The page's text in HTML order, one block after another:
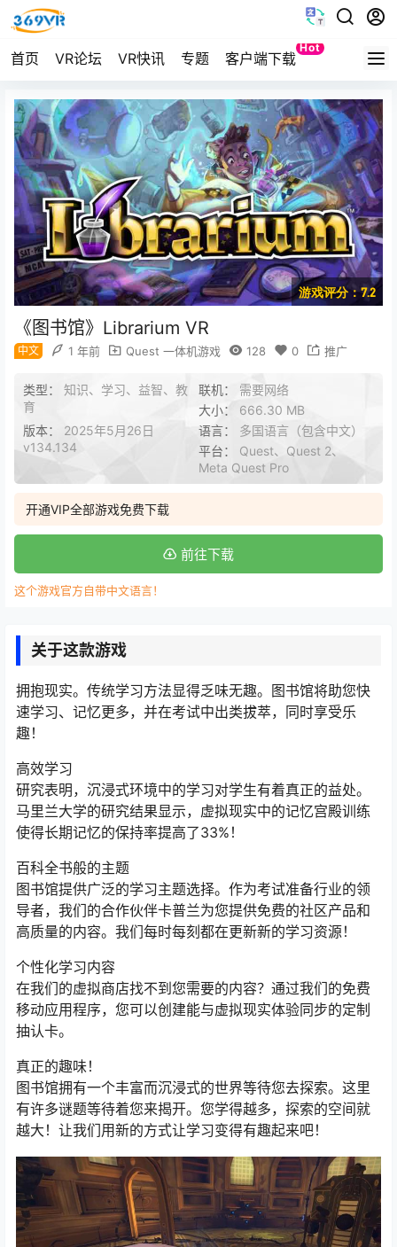
首页 VR论坛 VR快讯 专题 客户端下载
Hot
Quest
游戏评分：7.2
《图书馆》Librarium VR
中文 1 年前 Quest 一体机游戏 128 0 推广
类型： 知识、学习、益智、教
育
联机： 需要网络
大小： 666.30 MB
版本： 2025年5月26日
v134.134
语言： 多国语言（包含中文）
平台： Quest、Quest 2、
Meta Quest Pro
开通VIP全部游戏免费下载
前往下载
这个游戏官方自带中文语言！
关于这款游戏
拥抱现实。传统学习方法显得乏味无趣。图书馆将助您快
速学习、记忆更多，并在考试中出类拔萃，同时享受乐
趣！
高效学习
研究表明，沉浸式环境中的学习对学生有着真正的益处。
马里兰大学的研究结果显示，虚拟现实中的记忆宫殿训练
使得长期记忆的保持率提高了33%！
百科全书般的主题
图书馆提供广泛的学习主题选择。作为考试准备行业的领
导者，我们的合作伙伴卡普兰为您提供免费的社区产品和
高质量的内容。我们每时每刻都在更新新的学习资源！
个性化学习内容
在我们的虚拟商店找不到您需要的内容？通过我们的免费
移动应用程序，您可以创建能与虚拟现实体验同步的定制
抽认卡。
真正的趣味！
图书馆拥有一个丰富而沉浸式的世界等待您去探索。这里
有许多谜题等待着您来揭开。您学得越多，探索的空间就
越大！让我们用新的方式让学习变得有趣起来吧！